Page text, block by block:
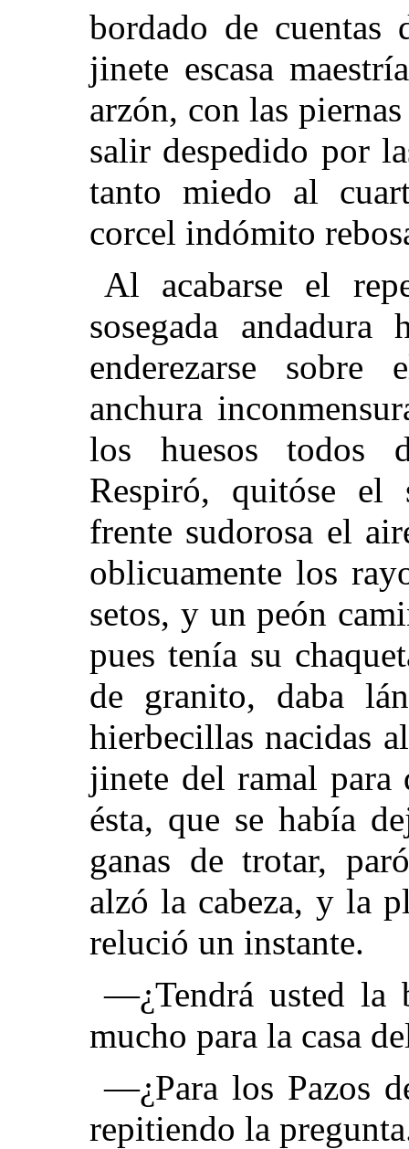
bordado de cuentas
jinete escasa
arzón, con las
salir despedido por
tanto miedo al
corcel indómito
Al acabarse el
sosegada
enderezarse sobre
anchura
los huesos todos
Respiró, quitóse
frente sudorosa el
oblicuamente los
setos, y un peón
pues tenía su
de granito, daba
hierbecillas nacidas
jinete del ramal para
ésta, que se había
ganas de trotar,
alzó la cabeza, y la
relució un instante.
—¿Tendrá usted la
mucho para la casa
—¿Para los Pazos
repitiendo la